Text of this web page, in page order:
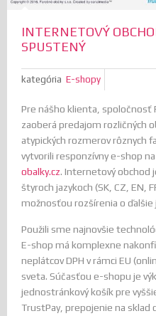
INTERNETOVÝ
SPUSTENÝ
kategória E-shopy
Pre nášho klienta, spoločnosť
zaoberá predajom rozličných
atypických rozmerov rôznych
vytvorili responzívny e-shop
obalky.cz. Internetový obchod
štyroch jazykoch (SK, CZ, EN,
možnosťou rozšírenia o ďalšie
Použili sme najnovšie
E-shop má komplexne
neplátcov DPH v rámci EU
sveta. Súčasťou e-shopu je
jednostránkový košík pre
TrustPay, prepojenie na